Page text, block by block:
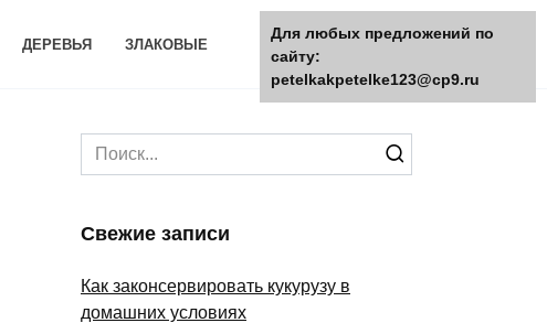
ДЕРЕВЬЯ ЗЛАКОВЫЕ
Search
for:
Свежие записи
Как законсервировать кукурузу в
домашних условиях
Для любых предложений по
сайту:
petelkakpetelke123@cp9.ru